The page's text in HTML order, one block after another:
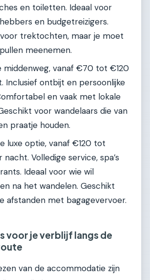
en toiletten. Ideaal voor
en budgetreizigers.
trektochten, maar je moet
meenemen.
middenweg, vanaf €70 tot €120
Inclusief ontbijt en persoonlijke
en vaak met lokale
voor wandelaars die van
praatje houden.
luxe optie, vanaf €120 tot
Volledige service, spa’s
Ideaal voor wie wil
na het wandelen. Geschikt
afstanden met bagagevervoer.
voor je verblijf langs de
van de accommodatie zijn